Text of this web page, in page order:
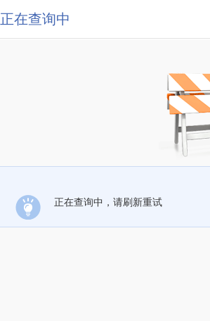
正在查询中
正在查询中，请刷新重试